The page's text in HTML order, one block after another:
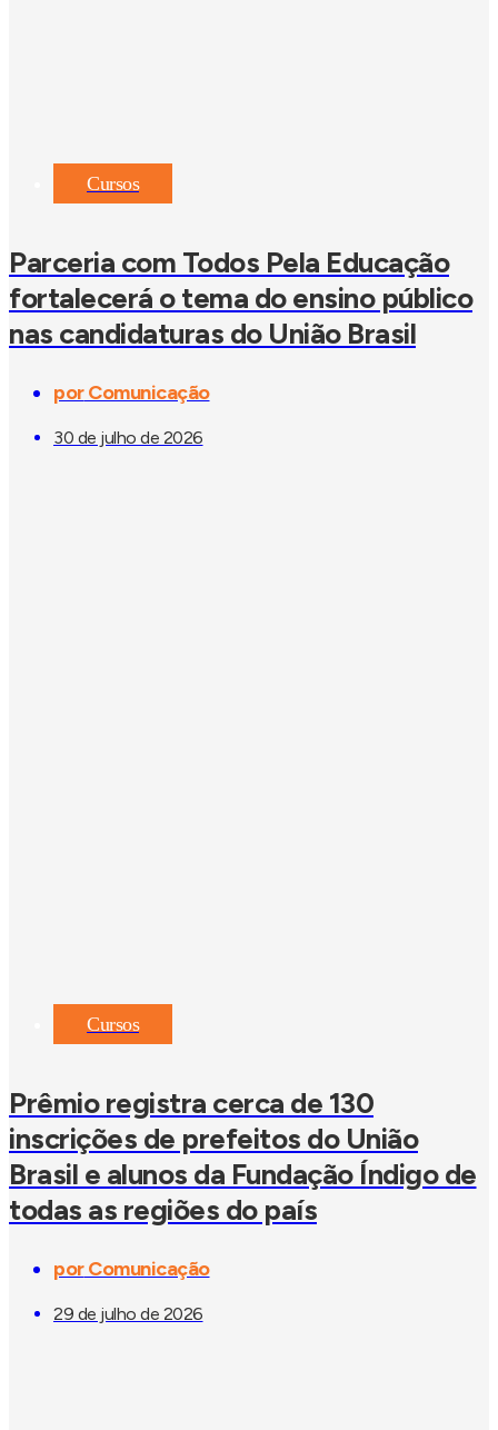
Cursos
Parceria com Todos Pela Educação
fortalecerá o tema do ensino público
nas candidaturas do União Brasil
porComunicação
30 de julho de 2026
Cursos
Prêmio registra cerca de 130
inscrições de prefeitos do União
Brasil e alunos da Fundação Índigo de
todas as regiões do país
porComunicação
29 de julho de 2026